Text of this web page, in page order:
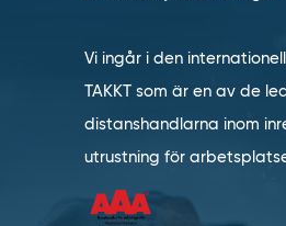
Vi ingår i den
TAKKT som är en av de
distanshandlarna inom
utrustning för